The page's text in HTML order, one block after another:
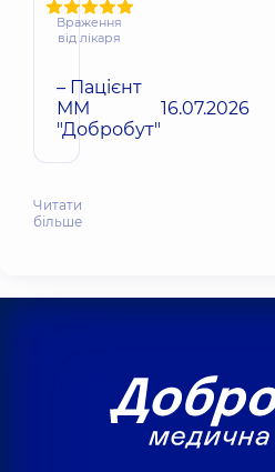
Враження
від лікаря
– Пацієнт
ММ
"Добробут"
16.07.2026
Читати
більше